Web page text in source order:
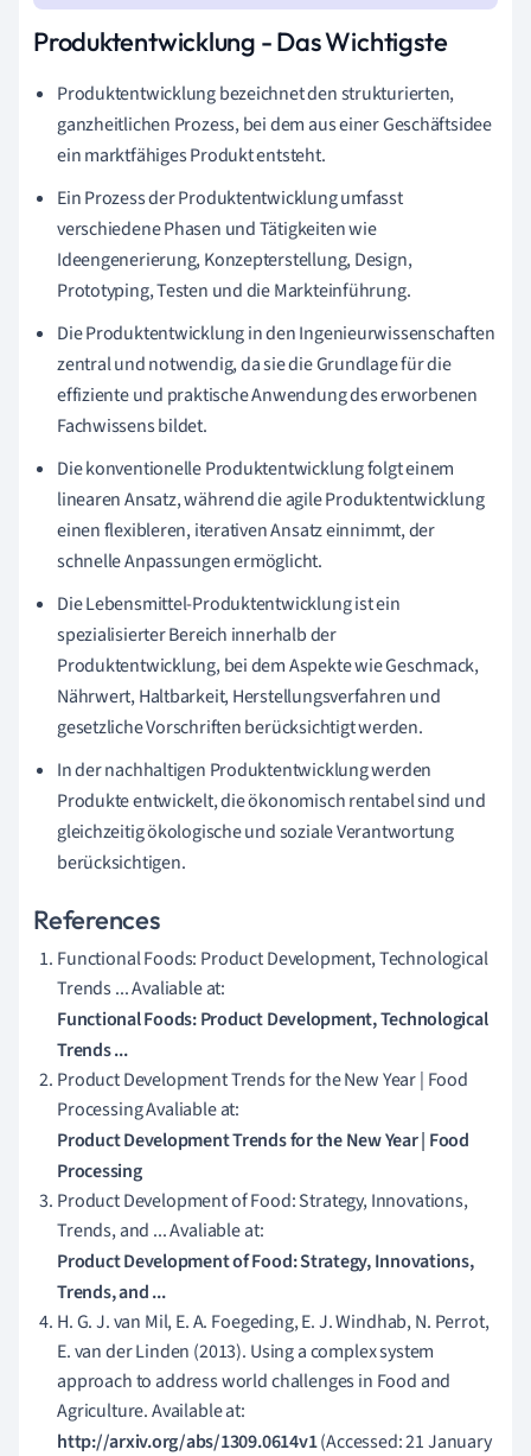
Produktentwicklung - Das Wichtigste
Produktentwicklung bezeichnet den strukturierten,
ganzheitlichen Prozess, bei dem aus einer Geschäftsidee
ein marktfähiges Produkt entsteht.
Ein Prozess der Produktentwicklung umfasst
verschiedene Phasen und Tätigkeiten wie
Ideengenerierung, Konzepterstellung, Design,
Prototyping, Testen und die Markteinführung.
Die Produktentwicklung in den Ingenieurwissenschaften
zentral und notwendig, da sie die Grundlage für die
effiziente und praktische Anwendung des erworbenen
Fachwissens bildet.
Die konventionelle Produktentwicklung folgt einem
linearen Ansatz, während die agile Produktentwicklung
einen flexibleren, iterativen Ansatz einnimmt, der
schnelle Anpassungen ermöglicht.
Die Lebensmittel-Produktentwicklung ist ein
spezialisierter Bereich innerhalb der
Produktentwicklung, bei dem Aspekte wie Geschmack,
Nährwert, Haltbarkeit, Herstellungsverfahren und
gesetzliche Vorschriften berücksichtigt werden.
In der nachhaltigen Produktentwicklung werden
Produkte entwickelt, die ökonomisch rentabel sind und
gleichzeitig ökologische und soziale Verantwortung
berücksichtigen.
References
Functional Foods: Product Development, Technological
Trends ... Avaliable at:
Functional Foods: Product Development, Technological
Trends ...
Product Development Trends for the New Year | Food
Processing Avaliable at:
Product Development Trends for the New Year | Food
Processing
Product Development of Food: Strategy, Innovations,
Trends, and ... Avaliable at:
Product Development of Food: Strategy, Innovations,
Trends, and ...
H. G. J. van Mil, E. A. Foegeding, E. J. Windhab, N. Perrot,
E. van der Linden (2013). Using a complex system
approach to address world challenges in Food and
Agriculture. Available at:
http://arxiv.org/abs/1309.0614v1(Accessed: 21 January